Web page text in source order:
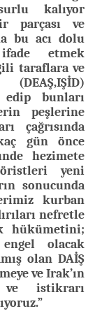
kalıyor
parçası ve
bu acı dolu
ifade etmek
taraflara ve
bunları
peşlerine
çağrısında
gün önce
hezimete
yeni
sonucunda
kurban
nefretle
hükümetini;
olacak
olan DAİŞ
ve Irak’ın
istikrarı